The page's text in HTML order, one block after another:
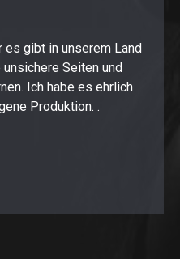
es gibt in unserem Land
Seiten und
Ich habe es ehrlich
Produktion. .